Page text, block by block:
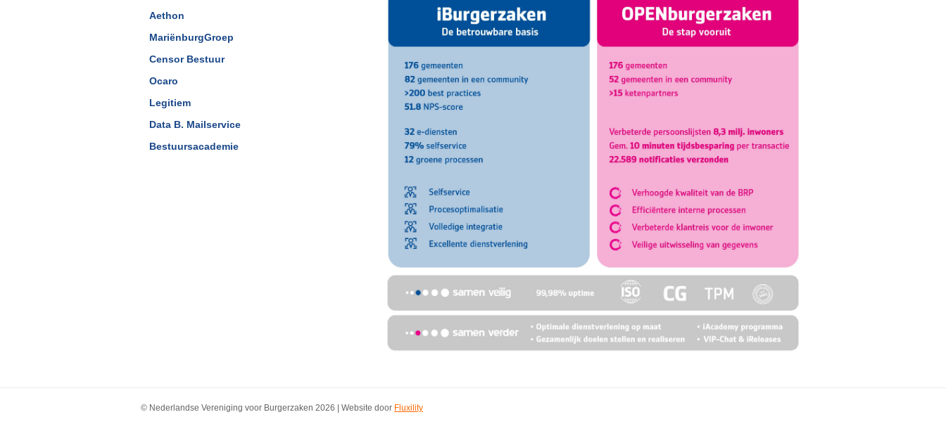
Aethon
MariënburgGroep
Censor Bestuur
Ocaro
Legitiem
Data B. Mailservice
Bestuursacademie
© Nederlandse Vereniging voor Burgerzaken 2026 | Website door Fluxility